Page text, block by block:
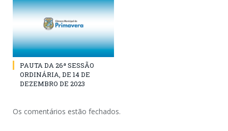
PAUTA DA 26ª SESSÃO
ORDINÁRIA, DE 14 DE
DEZEMBRO DE 2023
Os comentários estão fechados.